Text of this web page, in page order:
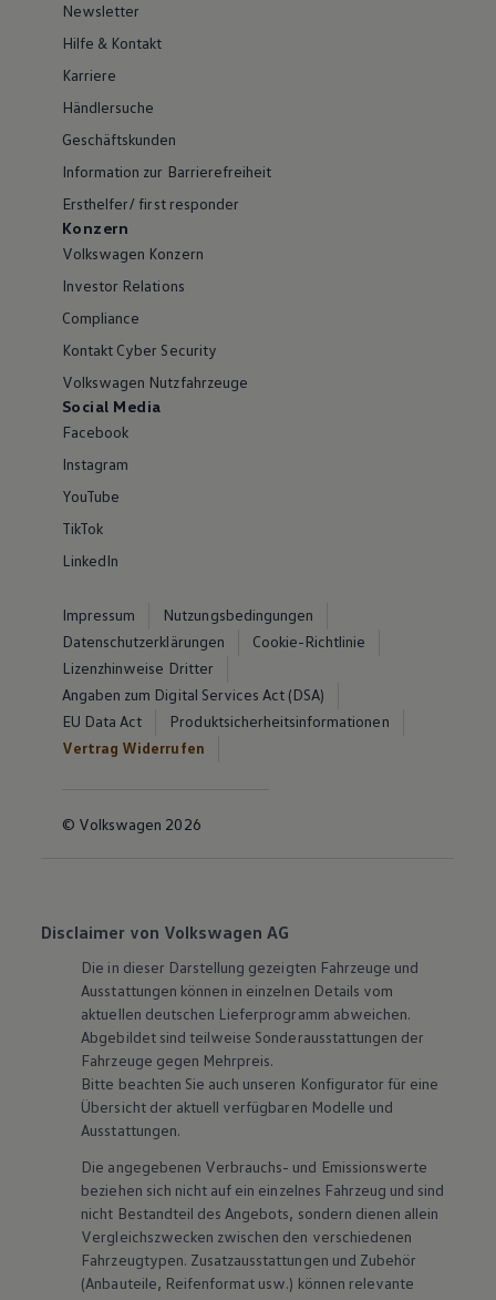
Newsletter
Hilfe & Kontakt
Karriere
Händlersuche
Geschäftskunden
Information zur Barrierefreiheit
Ersthelfer/ first responder
Konzern
Volkswagen Konzern
Investor Relations
Compliance
Kontakt Cyber Security
Volkswagen Nutzfahrzeuge
Social Media
Facebook
Instagram
YouTube
TikTok
LinkedIn
Impressum
Nutzungsbedingungen
Datenschutzerklärungen
Cookie-Richtlinie
Lizenzhinweise Dritter
Angaben zum Digital Services Act (DSA)
EU Data Act
Produktsicherheitsinformationen
Vertrag Widerrufen
© Volkswagen 2026
Disclaimer von Volkswagen AG
Die in dieser Darstellung gezeigten Fahrzeuge und
Ausstattungen können in einzelnen Details vom
aktuellen deutschen Lieferprogramm abweichen.
Abgebildet sind teilweise Sonderausstattungen der
Fahrzeuge gegen Mehrpreis.
Bitte beachten Sie auch unseren Konfigurator für eine
Übersicht der aktuell verfügbaren Modelle und
Ausstattungen.
Die angegebenen Verbrauchs- und Emissionswerte
beziehen sich nicht auf ein einzelnes Fahrzeug und sind
nicht Bestandteil des Angebots, sondern dienen allein
Vergleichszwecken zwischen den verschiedenen
Fahrzeugtypen. Zusatzausstattungen und Zubehör
(Anbauteile, Reifenformat usw.) können relevante